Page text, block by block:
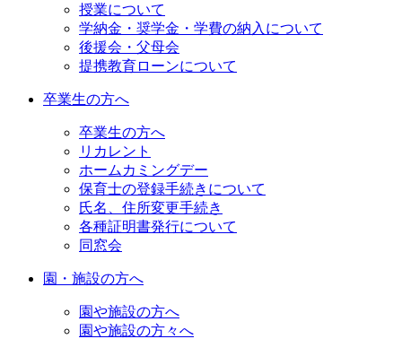
授業について
学納金・奨学金・学費の納入について
後援会・父母会
提携教育ローンについて
卒業生の方へ
卒業生の方へ
リカレント
ホームカミングデー
保育士の登録手続きについて
氏名、住所変更手続き
各種証明書発行について
同窓会
園・施設の方へ
園や施設の方へ
園や施設の方々へ